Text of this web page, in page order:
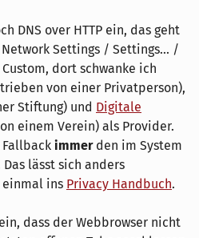
DNS over HTTP ein, das geht
Settings / Settings... /
dort schwanke ich
von einer Privatperson),
Stiftung) und Digitale
einem Verein) als Provider.
immerden im System
lässt sich anders
einmal ins Privacy Handbuch.
dass der Webbrowser nicht